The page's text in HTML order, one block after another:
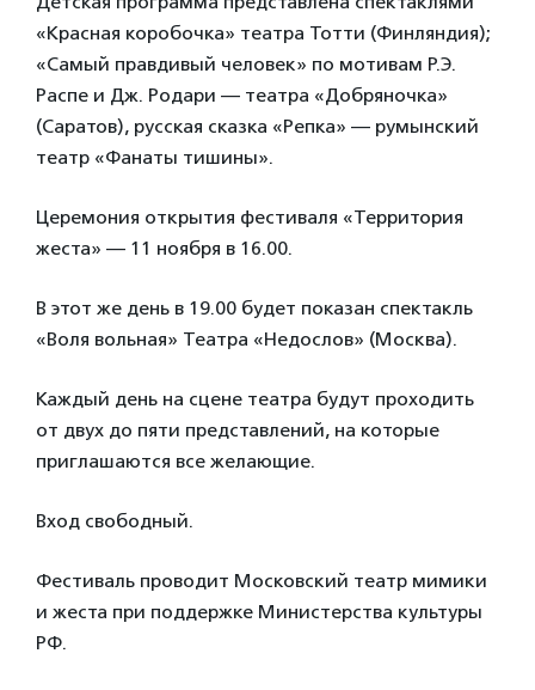
«Красная коробочка» театра Тотти (Финляндия);
«Самый правдивый человек» по мотивам Р.Э.
Распе и Дж. Родари — театра «Добряночка»
(Саратов), русская сказка «Репка» — румынский
театр «Фанаты тишины».
Церемония открытия фестиваля «Территория
жеста» — 11 ноября в 16.00.
В этот же день в 19.00 будет показан спектакль
«Воля вольная» Театра «Недослов» (Москва).
Каждый день на сцене театра будут проходить
от двух до пяти представлений, на которые
приглашаются все желающие.
Вход свободный.
Фестиваль проводит Московский театр мимики
и жеста при поддержке Министерства культуры
РФ.